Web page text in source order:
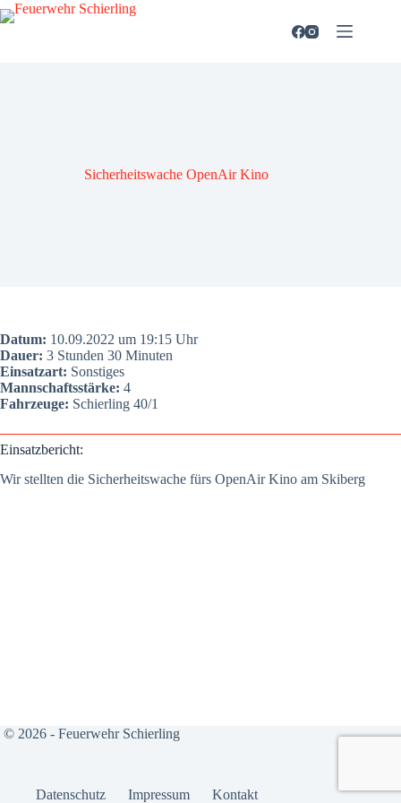
Zum
Inhalt
Sicher­heits­wa­che Open­Air Kino
Datum: 10.09.2022 um 19:15 Uhr
Dau­er: 3 Stun­den 30 Minu­ten
Ein­satz­art: Sons­ti­ges
Mann­schafts­stär­ke: 4
Fahr­zeu­ge: Schier­ling 40/1
Ein­satz­be­richt:
Wir stell­ten die Sicher­heits­wa­che fürs Open­Air Kino am Ski­berg
© 2026 - Feuerwehr Schierling
Daten­schutz Impres­sum Kon­takt